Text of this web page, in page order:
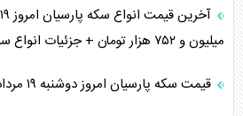
میلیون و ۷۵۲ هزار تومان + جزئیات انواع سوت
قیمت سکه پارسیان امروز دوشنبه ۱۹ مرداد ۱۴۰۵ + جدول